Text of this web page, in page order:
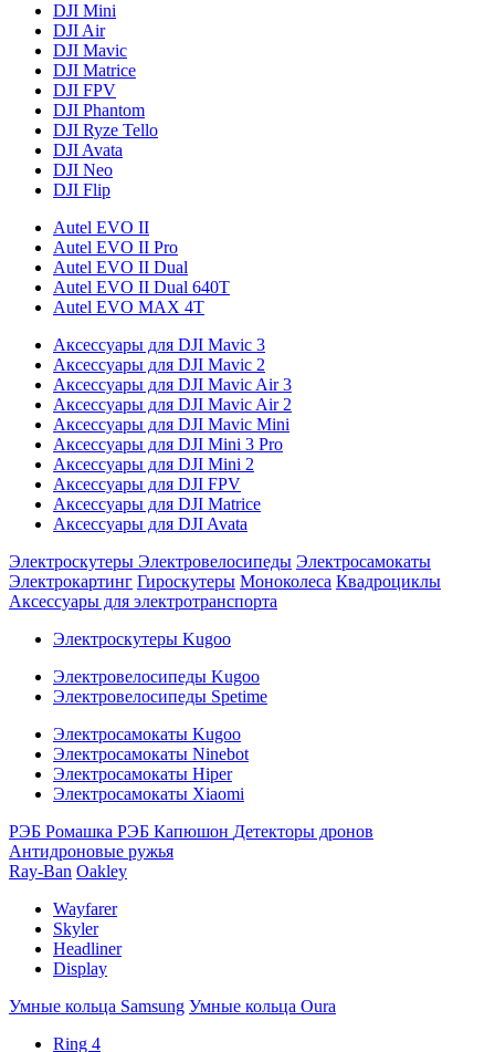
DJI Mini
DJI Air
DJI Mavic
DJI Matrice
DJI FPV
DJI Phantom
DJI Ryze Tello
DJI Avata
DJI Neo
DJI Flip
Autel EVO II
Autel EVO II Pro
Autel EVO II Dual
Autel EVO II Dual 640T
Autel EVO MAX 4T
Аксессуары для DJI Mavic 3
Аксессуары для DJI Mavic 2
Аксессуары для DJI Mavic Air 3
Аксессуары для DJI Mavic Air 2
Аксессуары для DJI Mavic Mini
Аксессуары для DJI Mini 3 Pro
Аксессуары для DJI Mini 2
Аксессуары для DJI FPV
Аксессуары для DJI Matrice
Аксессуары для DJI Avata
Электроскутеры Электровелосипеды Электросамокаты
Электрокартинг Гироскутеры Моноколеса Квадроциклы
Аксессуары для электротранспорта
Электроскутеры Kugoo
Электровелосипеды Kugoo
Электровелосипеды Spetime
Электросамокаты Kugoo
Электросамокаты Ninebot
Электросамокаты Hiper
Электросамокаты Xiaomi
РЭБ Ромашка РЭБ Капюшон Детекторы дронов
Антидроновые ружья
Ray-Ban Oakley
Wayfarer
Skyler
Headliner
Display
Умные кольца Samsung Умные кольца Oura
Ring 4